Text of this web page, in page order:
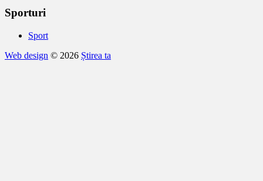
Sporturi
Sport
Web design © 2026 Știrea ta